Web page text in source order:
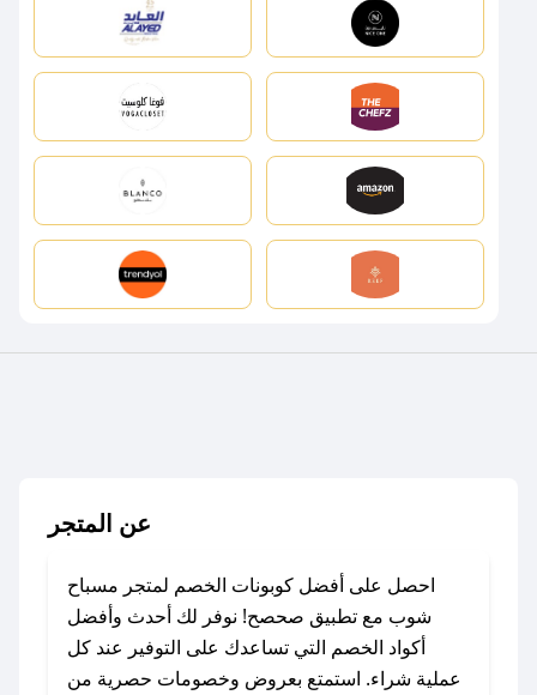
عن المتجر
احصل على أفضل كوبونات الخصم لمتجر مسباح
شوب مع تطبيق صحصح! نوفر لك أحدث وأفضل
أكواد الخصم التي تساعدك على التوفير عند كل
عملية شراء. استمتع بعروض وخصومات حصرية من